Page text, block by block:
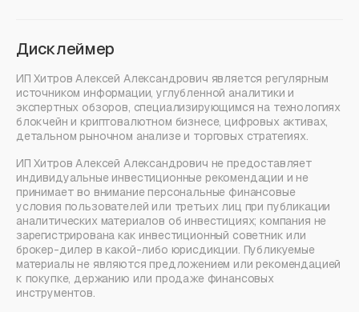
Дисклеймер
ИП Хитров Алексей Александрович является регулярным
источником информации, углубленной аналитики и
экспертных обзоров, специализирующимся на технологиях
блокчейн и криптовалютном бизнесе, цифровых активах,
детальном рыночном анализе и торговых стратегиях.
ИП Хитров Алексей Александрович не предоставляет
индивидуальные инвестиционные рекомендации и не
принимает во внимание персональные финансовые
условия пользователей или третьих лиц при публикации
аналитических материалов об инвестициях; компания не
зарегистрирована как инвестиционный советник или
брокер-дилер в какой-либо юрисдикции. Публикуемые
материалы не являются предложением или рекомендацией
к покупке, держанию или продаже финансовых
инструментов.